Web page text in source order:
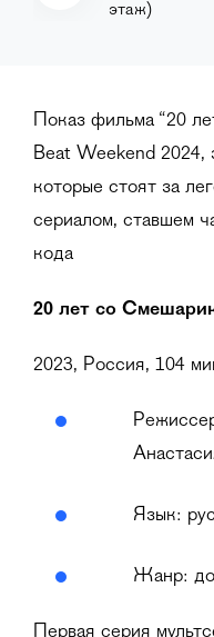
этаж)
Показ фильма “20
Beat Weekend 2024,
которые стоят за
сериалом, ставшем
кода
20 лет со
2023, Россия, 104
Язык:
Жанр:
Первая серия